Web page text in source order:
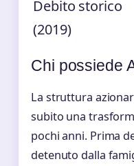
Debito storico
(2019)
Chi possiede
La struttura
subito una
pochi anni. Prima
detenuto dalla